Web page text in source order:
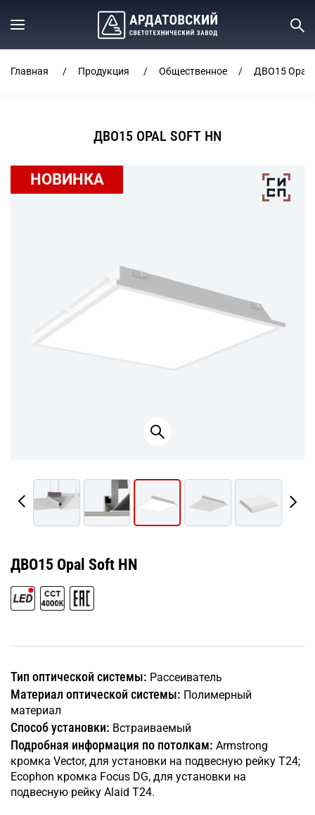
Главная Продукция Общественное ДВО15 Opal
ДВО15 OPAL SOFT HN
НОВИНКА
ДВО15 Opal Soft HN
Тип оптической системы: Рассеиватель
Материал оптической системы: Полимерный
материал
Способ установки: Встраиваемый
Подробная информация по потолкам: Armstrong
кромка Vector, для установки на подвесную рейку Т24;
Ecophon кромка Focus DG, для установки на
подвесную рейку Alaid Т24.